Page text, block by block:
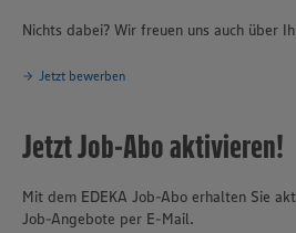
Nichts dabei? Wir freuen uns auch über
Jetzt bewerben
Jetzt Job-Abo aktivieren!
Mit dem EDEKA Job-Abo erhalten Sie
Job-Angebote per E-Mail.